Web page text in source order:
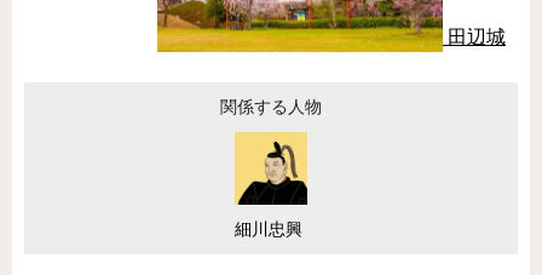
田辺城
関係する人物
細川忠興